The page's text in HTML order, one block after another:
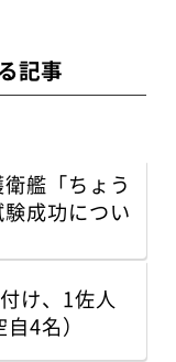
記事
艦「ちょう
成功につい
け、1佐人
4名）